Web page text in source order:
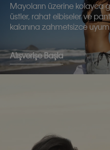
Mayoların üzerine kolayca
üstler, rahat elbiseler ve
kalanına zahmetsizce
Alışverişe Başla